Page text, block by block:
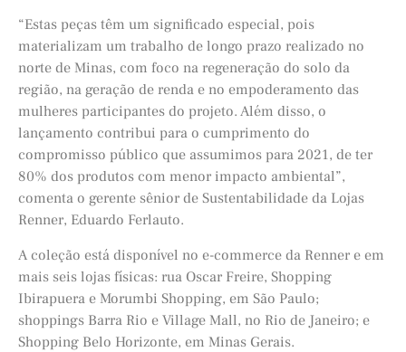
“Estas peças têm um significado especial, pois
materializam um trabalho de longo prazo realizado no
norte de Minas, com foco na regeneração do solo da
região, na geração de renda e no empoderamento das
mulheres participantes do projeto. Além disso, o
lançamento contribui para o cumprimento do
compromisso público que assumimos para 2021, de ter
80% dos produtos com menor impacto ambiental”,
comenta o gerente sênior de Sustentabilidade da Lojas
Renner, Eduardo Ferlauto.
A coleção está disponível no e-commerce da Renner e em
mais seis lojas físicas: rua Oscar Freire, Shopping
Ibirapuera e Morumbi Shopping, em São Paulo;
shoppings Barra Rio e Village Mall, no Rio de Janeiro; e
Shopping Belo Horizonte, em Minas Gerais.